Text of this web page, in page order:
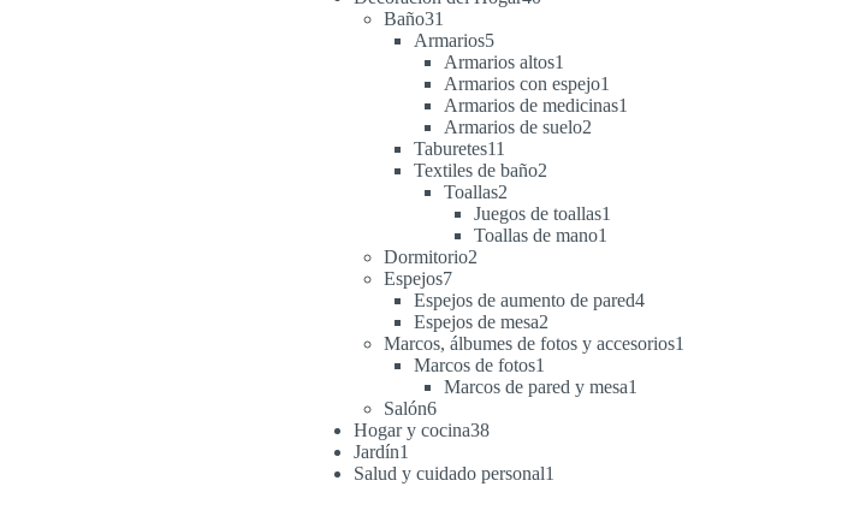
Baño31
productos
Armarios55
productos
Armarios altos1
producto
Armarios con espejo1
producto
Armarios de medicinas1
Armarios de suelo2
Taburetes11
productos
Textiles de baño2
Toallas2
productos
Juegos de toallas1
Toallas de mano1
Dormitorio2
Espejos77
productos
Espejos de aumento de pared44
Espejos de mesa2
productos
Marcos, álbumes de fotos y accesorios1
Marcos de fotos1
producto
Marcos de pared y mesa1
Salón66
productos
Hogar y cocina3838
Jardín1
producto
Salud y cuidado personal1